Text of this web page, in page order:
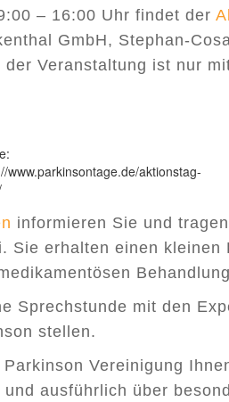
– 16:00 Uhr findet der
GmbH, Stephan-
Veranstaltung ist nur
www.parkinsontage.de/aktionstag-
informieren Sie und
Sie erhalten einen kleinen
Sprechstunde mit den
stellen.
Vereinigung
ausführlich über